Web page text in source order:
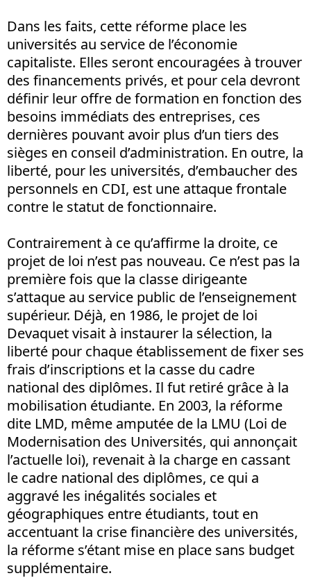
Dans les faits, cette réforme place les
universités au service de l’économie
capitaliste. Elles seront encouragées à trouver
des financements privés, et pour cela devront
définir leur offre de formation en fonction des
besoins immédiats des entreprises, ces
dernières pouvant avoir plus d’un tiers des
sièges en conseil d’administration. En outre, la
liberté, pour les universités, d’embaucher des
personnels en CDI, est une attaque frontale
contre le statut de fonctionnaire.
Contrairement à ce qu’affirme la droite, ce
projet de loi n’est pas nouveau. Ce n’est pas la
première fois que la classe dirigeante
s’attaque au service public de l’enseignement
supérieur. Déjà, en 1986, le projet de loi
Devaquet visait à instaurer la sélection, la
liberté pour chaque établissement de fixer ses
frais d’inscriptions et la casse du cadre
national des diplômes. Il fut retiré grâce à la
mobilisation étudiante. En 2003, la réforme
dite LMD, même amputée de la LMU (Loi de
Modernisation des Universités, qui annonçait
l’actuelle loi), revenait à la charge en cassant
le cadre national des diplômes, ce qui a
aggravé les inégalités sociales et
géographiques entre étudiants, tout en
accentuant la crise financière des universités,
la réforme s’étant mise en place sans budget
supplémentaire.